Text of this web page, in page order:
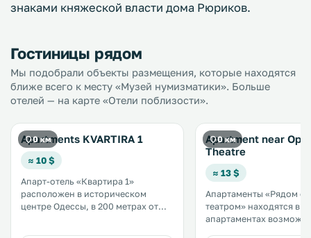
знаками княжеской власти дома Рюриков.
Гостиницы рядом
Мы подобрали объекты размещения, которые находятся
ближе всего к месту «Музей нумизматики». Больше
отелей — на карте «Отели поблизости».
0 км
Apartments KVARTIRA 1
≈ 10 $
Апарт-отель «Квартира 1»
расположен в историческом
центре Одессы, в 200 метрах от
0 км
Apartment near
Theatre
≈ 13 $
Апартаменты «Рядом с
театром» находятся в
апартаментах